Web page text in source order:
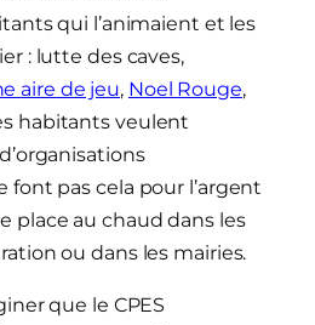
qui l’animaient et les
: lutte des caves,
aire de jeu, Noel Rouge,
habitants veulent
pas cela pour l’argent
place au chaud dans les
ou dans les mairies.
que le CPES